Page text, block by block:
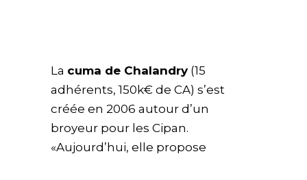
La cuma de Chalandry(15
adhérents, 150k€ de CA) s’est
créée en 2006 autour d’un
broyeur pour les Cipan.
«Aujourd’hui, elle propose